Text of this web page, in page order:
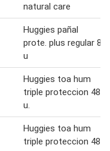
natural care
Huggies pañal
prote. plus regular 8
u
Huggies toa hum
triple proteccion 48
u.
Huggies toa hum
triple proteccion 48